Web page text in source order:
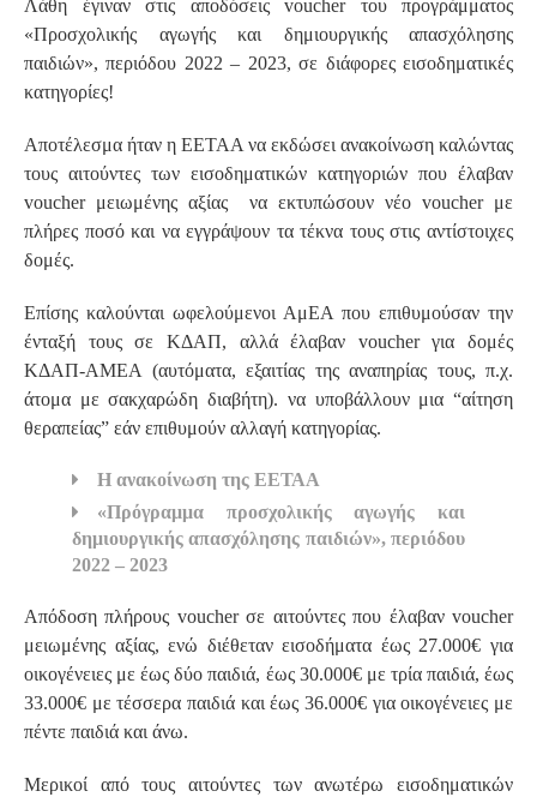
Λάθη έγιναν στις αποδόσεις voucher του προγράμματος
«Προσχολικής αγωγής και δημιουργικής απασχόλησης
παιδιών», περιόδου 2022 – 2023, σε διάφορες εισοδηματικές
κατηγορίες!
Αποτέλεσμα ήταν η ΕΕΤΑΑ να εκδώσει ανακοίνωση καλώντας
τους αιτούντες των εισοδηματικών κατηγοριών που έλαβαν
voucher μειωμένης αξίας να εκτυπώσουν νέο voucher με
πλήρες ποσό και να εγγράψουν τα τέκνα τους στις αντίστοιχες
δομές.
Επίσης καλούνται ωφελούμενοι ΑμΕΑ που επιθυμούσαν την
ένταξή τους σε ΚΔΑΠ, αλλά έλαβαν voucher για δομές
ΚΔΑΠ-ΑΜΕΑ (αυτόματα, εξαιτίας της αναπηρίας τους, π.χ.
άτομα με σακχαρώδη διαβήτη). να υποβάλλουν μια “αίτηση
θεραπείας” εάν επιθυμούν αλλαγή κατηγορίας.
Η ανακοίνωση της ΕΕΤΑΑ
«Πρόγραμμα προσχολικής αγωγής και
δημιουργικής απασχόλησης παιδιών», περιόδου
2022 – 2023
Απόδοση πλήρους voucher σε αιτούντες που έλαβαν voucher
μειωμένης αξίας, ενώ διέθεταν εισοδήματα έως 27.000€ για
οικογένειες με έως δύο παιδιά, έως 30.000€ με τρία παιδιά, έως
33.000€ με τέσσερα παιδιά και έως 36.000€ για οικογένειες με
πέντε παιδιά και άνω.
Μερικοί από τους αιτούντες των ανωτέρω εισοδηματικών